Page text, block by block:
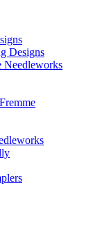
Designs
Needleworks